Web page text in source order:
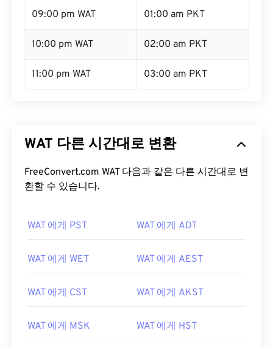
09:00 pm WAT 01:00 am PKT
10:00 pm WAT 02:00 am PKT
11:00 pm WAT 03:00 am PKT
WAT 다른 시간대로 변환
FreeConvert.com WAT 다음과 같은 다른 시간대로 변
환할 수 있습니다.
WAT 에게 PST WAT 에게 ADT
WAT 에게 WET WAT 에게 AEST
WAT 에게 CST WAT 에게 AKST
WAT 에게 MSK WAT 에게 HST